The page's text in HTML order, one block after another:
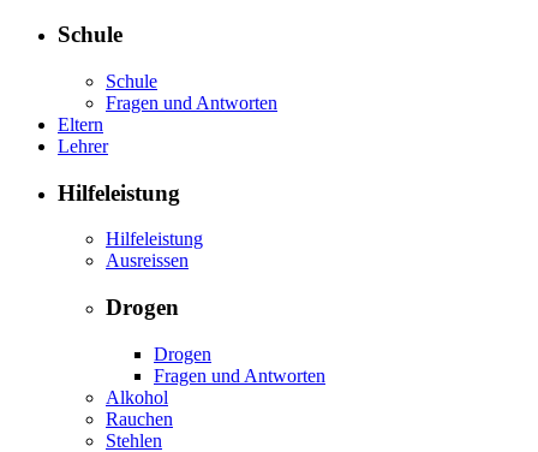
Schule
Schule
Fragen und Antworten
Eltern
Lehrer
Hilfeleistung
Hilfeleistung
Ausreissen
Drogen
Drogen
Fragen und Antworten
Alkohol
Rauchen
Stehlen